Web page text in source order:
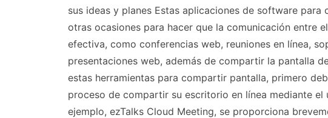
sus ideas y planes Estas aplicaciones de software
otras ocasiones para hacer que la comunicación entre
efectiva, como conferencias web, reuniones en línea,
presentaciones web, además de compartir la pantalla
estas herramientas para compartir pantalla, primero
proceso de compartir su escritorio en línea mediante
ejemplo, ezTalks Cloud Meeting, se proporciona